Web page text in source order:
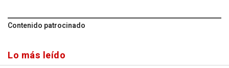
Contenido patrocinado
Lo más leído